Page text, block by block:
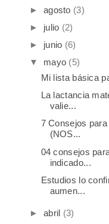
► agosto (3)
► julio (2)
► junio (6)
▼
mayo (5)
Mi lista básica
La lactancia
valie...
7 Consejos
(NOS...
04 consejos
indicado...
Estudios lo
aumen...
► abril (3)